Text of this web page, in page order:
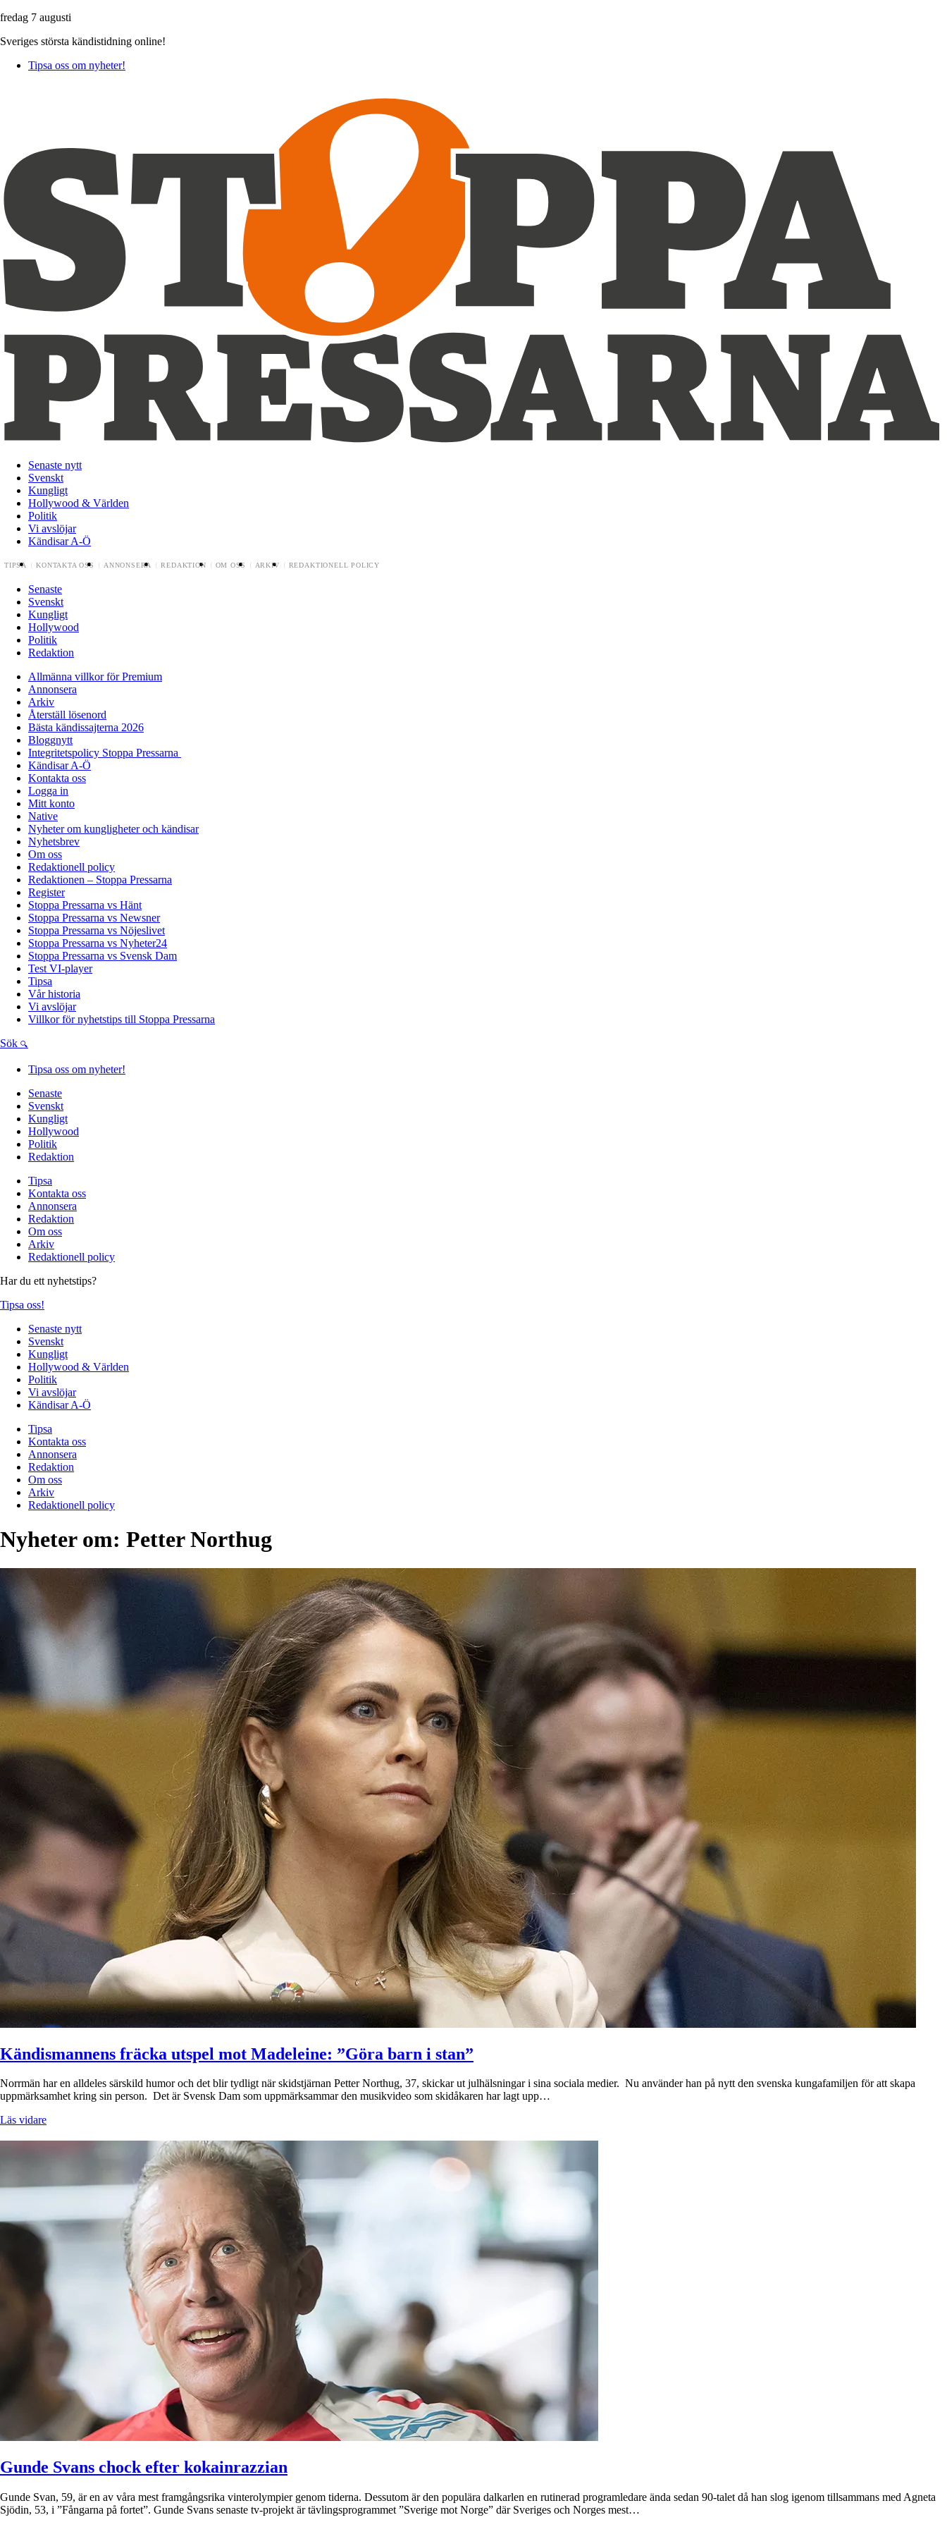
fredag 7 augusti
Sveriges största kändistidning online!
Tipsa oss om nyheter!
Senaste nytt
Svenskt
Kungligt
Hollywood & Världen
Politik
Vi avslöjar
Kändisar A-Ö
TIPSA KONTAKTA OSS ANNONSERA REDAKTION OM OSS ARKIV REDAKTIONELL POLICY
Senaste
Svenskt
Kungligt
Hollywood
Politik
Redaktion
Allmänna villkor för Premium
Annonsera
Arkiv
Återställ lösenord
Bästa kändissajterna 2026
Bloggnytt
Integritetspolicy Stoppa Pressarna
Kändisar A-Ö
Kontakta oss
Logga in
Mitt konto
Native
Nyheter om kungligheter och kändisar
Nyhetsbrev
Om oss
Redaktionell policy
Redaktionen – Stoppa Pressarna
Register
Stoppa Pressarna vs Hänt
Stoppa Pressarna vs Newsner
Stoppa Pressarna vs Nöjeslivet
Stoppa Pressarna vs Nyheter24
Stoppa Pressarna vs Svensk Dam
Test VI-player
Tipsa
Vår historia
Vi avslöjar
Villkor för nyhetstips till Stoppa Pressarna
Sök
Tipsa oss om nyheter!
Senaste
Svenskt
Kungligt
Hollywood
Politik
Redaktion
Tipsa
Kontakta oss
Annonsera
Redaktion
Om oss
Arkiv
Redaktionell policy
Har du ett nyhetstips?
Tipsa oss!
Senaste nytt
Svenskt
Kungligt
Hollywood & Världen
Politik
Vi avslöjar
Kändisar A-Ö
Tipsa
Kontakta oss
Annonsera
Redaktion
Om oss
Arkiv
Redaktionell policy
Nyheter om: Petter Northug
Kändismannens fräcka utspel mot Madeleine: ”Göra barn i stan”
Norrmän har en alldeles särskild humor och det blir tydligt när skidstjärnan Petter Northug, 37, skickar ut julhälsningar i sina sociala medier. Nu använder han på nytt den svenska kungafamiljen för att skapa
uppmärksamhet kring sin person. Det är Svensk Dam som uppmärksammar den musikvideo som skidåkaren har lagt upp…
Läs vidare
Gunde Svans chock efter kokainrazzian
Gunde Svan, 59, är en av våra mest framgångsrika vinterolympier genom tiderna. Dessutom är den populära dalkarlen en rutinerad programledare ända sedan 90-talet då han slog igenom tillsammans med Agneta
Sjödin, 53, i ”Fångarna på fortet”. Gunde Svans senaste tv-projekt är tävlingsprogrammet ”Sverige mot Norge” där Sveriges och Norges mest…